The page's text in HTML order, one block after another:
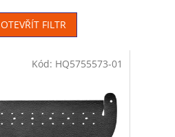
OTEVŘÍT FILTR
Kód: HQ5755573-01